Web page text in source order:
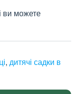
ви можете
, дитячі садки в